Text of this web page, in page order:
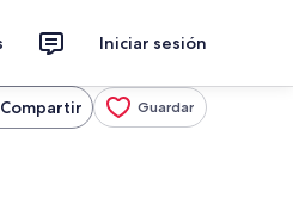
Iniciar sesión
Compartir Guardar